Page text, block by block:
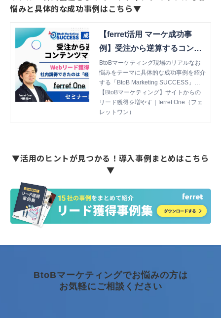
悩みと具体的な成功事例はこちら▼
【ferret活用 マーケ成功事
例】受注から逆算するコンテ
ンツマーケティング（アルー
株式会社） | 【BtoBマーケテ
ィング】サイトからのリード
獲得を増やす｜ferret One
（フェレットワン）
BtoBマーケティング現場のリアルなお
悩みをテーマに具体的な成功事例を紹介
する「BtoB Marketing SUCCESS」セ
ミナーレポート。第1弾ではアルー株式
会社様をお迎えし、マーケティング部門
の具体的な立ち上げのプロセスについて
【BtoBマーケティング】サイトからの
リード獲得を増やす｜ferret One（フェ
レットワン）
▼活用のヒントが見つかる！導入事例まとめはこちら
▼
BtoBマーケティングでお悩みの方は
お気軽にご相談ください